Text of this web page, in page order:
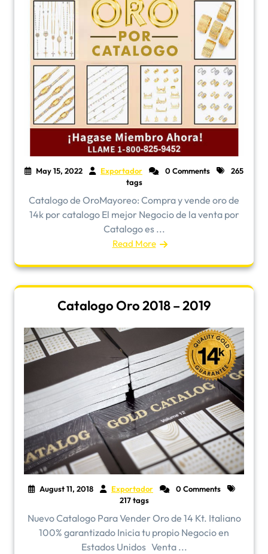
May 15, 2022 Exportador 0 Comments
265
tags
​Catalogo de OroMayoreo: Compra y vende oro de
14k por catalogo El mejor Negocio de la venta por
Catalogo es ...
Read More
Catalogo Oro 2018 – 2019
August 11, 2018 Exportador
0 Comments
217 tags
Nuevo Catalogo Para Vender Oro de 14 Kt. Italiano
100% garantizado Inicia tu propio Negocio en
Estados Unidos Venta ...